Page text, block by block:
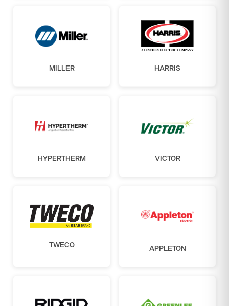
MILLER HARRIS
HYPERTHERM VICTOR
TWECO APPLETON